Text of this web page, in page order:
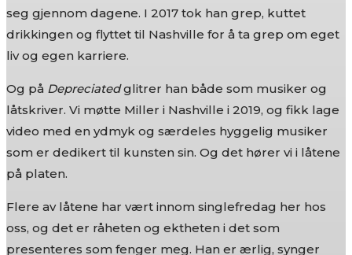
seg gjennom dagene. I 2017 tok han grep, kuttet
drikkingen og flyttet til Nashville for å ta grep om eget
liv og egen karriere.
Og på Depreciatedglitrer han både som musiker og
låtskriver. Vi møtte Miller i Nashville i 2019, og fikk lage
video med en ydmyk og særdeles hyggelig musiker
som er dedikert til kunsten sin. Og det hører vi i låtene
på platen.
Flere av låtene har vært innom singlefredag her hos
oss, og det er råheten og ektheten i det som
presenteres som fenger meg. Han er ærlig, synger